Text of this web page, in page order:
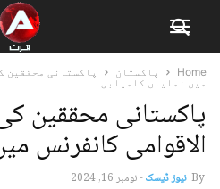
Home پاکستان
پاکستانی محققین
میں نمایاں کامیابی
پاکستانی محققین
الاقوامی کانفرنس
By نیوز ڈیسک-نومبر 16, 2024